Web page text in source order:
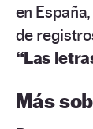
en
de
“Las
Más